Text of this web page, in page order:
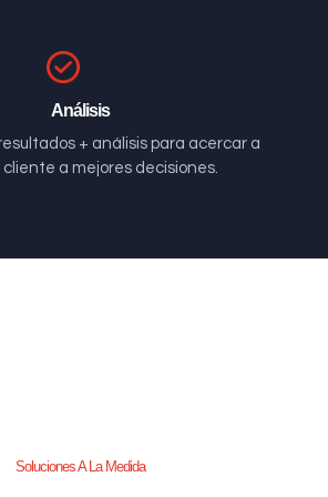
Análisis
+ análisis para acercar a
a mejores decisiones.
Soluciones A La Medida